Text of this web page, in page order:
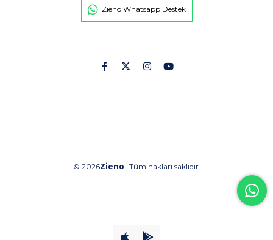
Zieno Whatsapp Destek
© 2026Zieno- Tüm hakları saklıdır.